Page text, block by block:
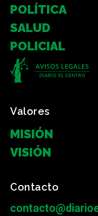
POLÍTICA
SALUD
POLICIAL
Valores
MISIÓN
VISIÓN
Contacto